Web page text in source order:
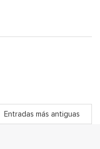
Entradas más antiguas